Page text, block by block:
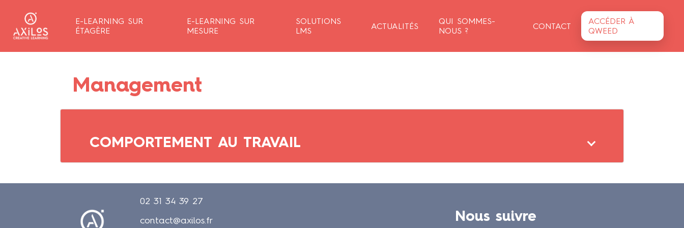
E-LEARNING SUR
ÉTAGÈRE
E-LEARNING SUR
MESURE
SOLUTIONS
LMS
ACTUALITÉS
QUI SOMMES-
NOUS ?
CONTACT
ACCÉDER À
QWEED
Management
COMPORTEMENT AU TRAVAIL
02 31 34 39 27
contact@axilos.fr
Nous suivre